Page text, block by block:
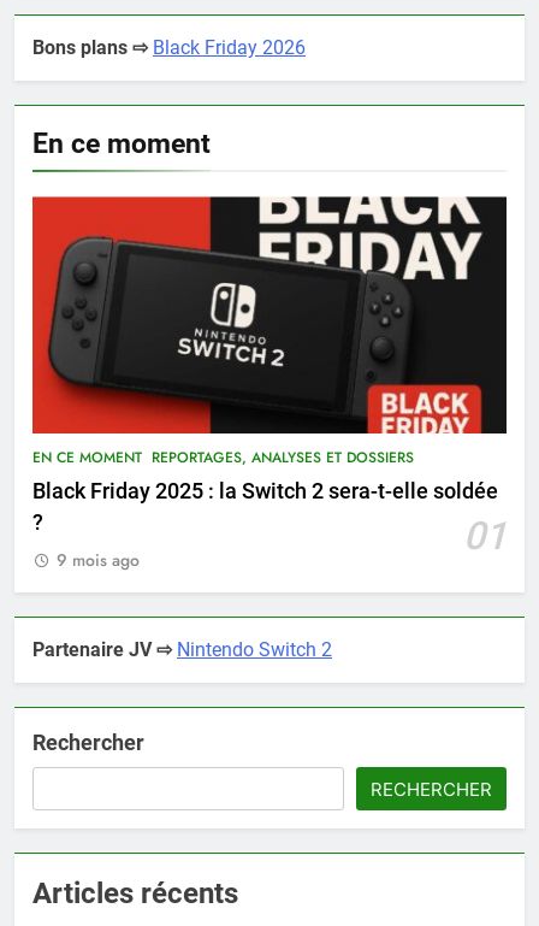
Bons plans ⇨ Black Friday 2026
En ce moment
EN CE MOMENT REPORTAGES, ANALYSES ET DOSSIERS
Black Friday 2025 : la Switch 2 sera-t-elle soldée
?
01
9 mois ago
Partenaire JV ⇨ Nintendo Switch 2
Rechercher
RECHERCHER
Articles récents